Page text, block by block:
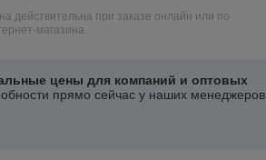
действительна при заказе онлайн или по
магазина.
цены для компаний и оптовых
прямо сейчас у наших менеджеров